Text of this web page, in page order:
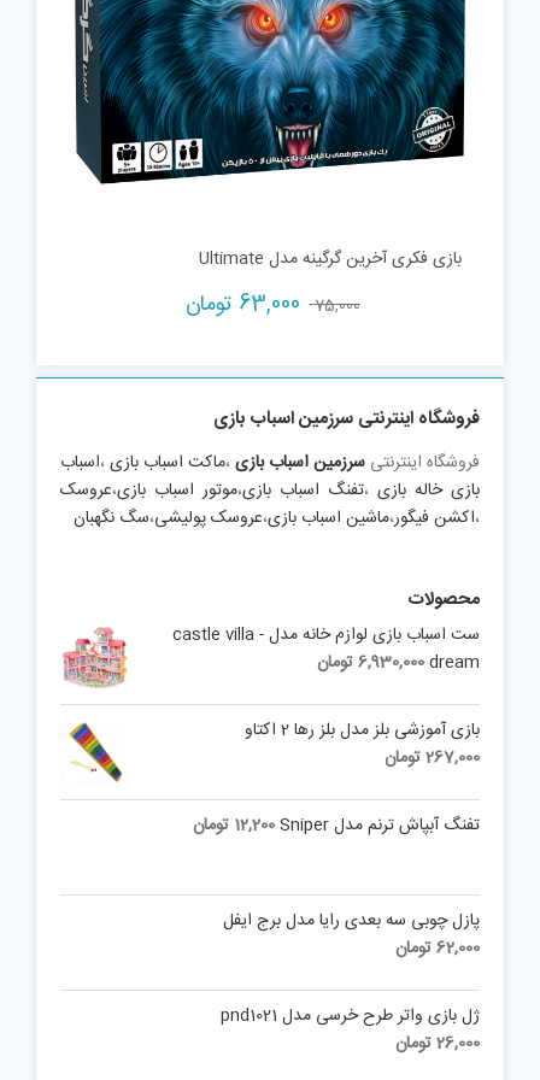
بازی فکری آخرین گرگینه مدل Ultimate
75,000
Original
75,000 تومان.
63,000 تومان
63,000 تومان.
فروشگاه اینترنتی سرزمین اسباب بازی
فروشگاه اینترنتی سرزمین اسباب بازی،ماکت اسباب بازی،اسباب
بازی خاله بازی ،تفنگ اسباب بازی،موتور اسباب بازی،عروسک
،اکشن فیگور،ماشین اسباب بازی،عروسک پولیشی،سگ نگهبان
محصولات
ست اسباب بازی لوازم خانه مدل castle villa -
dream
6,930,000تومان
بازی آموزشی بلز مدل بلز رها 2 اکتاو
267,000تومان
تفنگ آبپاش ترنم مدل Sniper 12,200 تومان
پازل چوبی سه بعدی رایا مدل برج ایفل
62,000تومان
ژل بازی واتر طرح خرسی مدل pnd1021
26,000تومان